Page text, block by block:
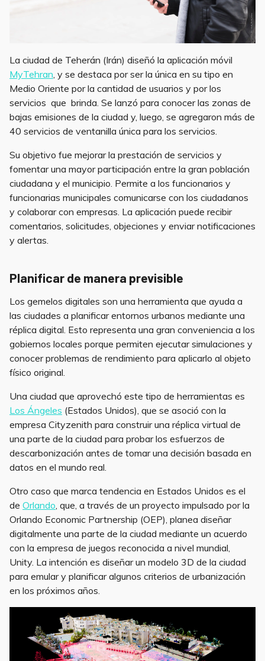
La ciudad de Teherán (Irán) diseñó la aplicación móvil
MyTehran, y se destaca por ser la única en su tipo en
Medio Oriente por la cantidad de usuarios y por los
servicios que brinda. Se lanzó para conocer las zonas de
bajas emisiones de la ciudad y, luego, se agregaron más de
40 servicios de ventanilla única para los servicios.
Su objetivo fue mejorar la prestación de servicios y
fomentar una mayor participación entre la gran población
ciudadana y el municipio. Permite a los funcionarios y
funcionarias municipales comunicarse con los ciudadanos
y colaborar con empresas. La aplicación puede recibir
comentarios, solicitudes, objeciones y enviar notificaciones
y alertas.
Planificar de manera previsible
Los gemelos digitales son una herramienta que ayuda a
las ciudades a planificar entornos urbanos mediante una
réplica digital. Esto representa una gran conveniencia a los
gobiernos locales porque permiten ejecutar simulaciones y
conocer problemas de rendimiento para aplicarlo al objeto
físico original.
Una ciudad que aprovechó este tipo de herramientas es
Los Ángeles (Estados Unidos), que se asoció con la
empresa Cityzenith para construir una réplica virtual de
una parte de la ciudad para probar los esfuerzos de
descarbonización antes de tomar una decisión basada en
datos en el mundo real.
Otro caso que marca tendencia en Estados Unidos es el
de Orlando, que, a través de un proyecto impulsado por la
Orlando Economic Partnership (OEP), planea diseñar
digitalmente una parte de la ciudad mediante un acuerdo
con la empresa de juegos reconocida a nivel mundial,
Unity. La intención es diseñar un modelo 3D de la ciudad
para emular y planificar algunos criterios de urbanización
en los próximos años.